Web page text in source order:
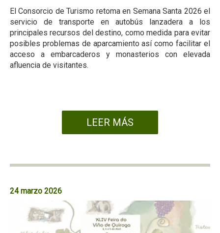
El Consorcio de Turismo retoma en Semana Santa 2026 el
servicio de transporte en autobús lanzadera a los
principales recursos del destino, como medida para evitar
posibles problemas de aparcamiento así como facilitar el
acceso a embarcaderos y monasterios con elevada
afluencia de visitantes.
LEER MÁS
24 marzo 2026